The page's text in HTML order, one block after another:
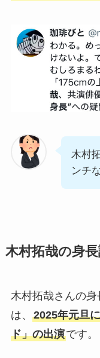
木村
ンチ
木村拓哉の身
木村拓哉さんの
は、 2025年元旦
ド」の出演です。